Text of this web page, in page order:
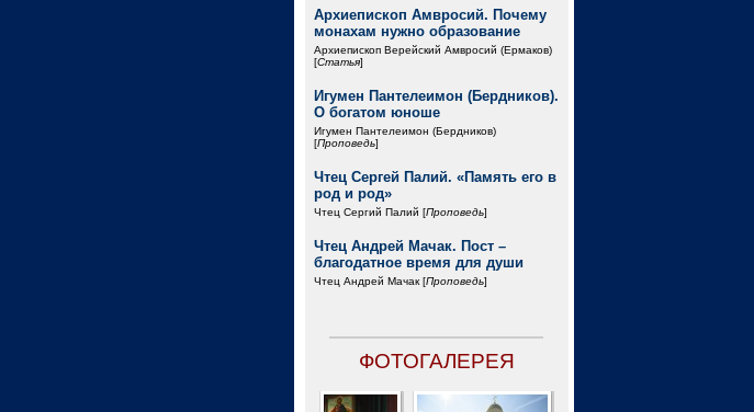
Архиепископ Амвросий. Почему
монахам нужно образование
Архиепископ Верейский Амвросий (Ермаков)
[Статья]
Игумен Пантелеимон (Бердников).
О богатом юноше
Игумен Пантелеимон (Бердников)
[Проповедь]
Чтец Сергей Палий. «Память его в
род и род»
Чтец Сергий Палий [Проповедь]
Чтец Андрей Мачак. Пост –
благодатное время для души
Чтец Андрей Мачак [Проповедь]
ФОТОГАЛЕРЕЯ